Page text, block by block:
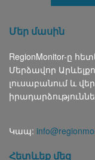
Մեր մասին
RegionMonitor-ը
Մերձավոր
լուսաբանում և
Կապ:
Հետևեք մեզ